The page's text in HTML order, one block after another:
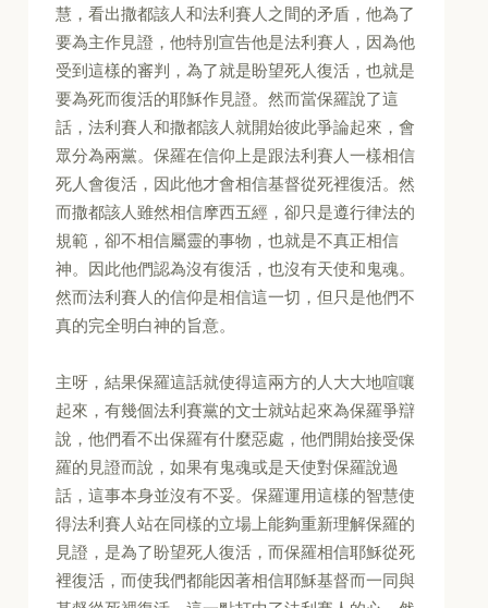
慧，看出撒都該人和法利賽人之間的矛盾，他為了
要為主作見證，他特別宣告他是法利賽人，因為他
受到這樣的審判，為了就是盼望死人復活，也就是
要為死而復活的耶穌作見證。然而當保羅說了這
話，法利賽人和撒都該人就開始彼此爭論起來，會
眾分為兩黨。保羅在信仰上是跟法利賽人一樣相信
死人會復活，因此他才會相信基督從死裡復活。然
而撒都該人雖然相信摩西五經，卻只是遵行律法的
規範，卻不相信屬靈的事物，也就是不真正相信
神。因此他們認為沒有復活，也沒有天使和鬼魂。
然而法利賽人的信仰是相信這一切，但只是他們不
真的完全明白神的旨意。
主呀，結果保羅這話就使得這兩方的人大大地喧嚷
起來，有幾個法利賽黨的文士就站起來為保羅爭辯
說，他們看不出保羅有什麼惡處，他們開始接受保
羅的見證而說，如果有鬼魂或是天使對保羅說過
話，這事本身並沒有不妥。保羅運用這樣的智慧使
得法利賽人站在同樣的立場上能夠重新理解保羅的
見證，是為了盼望死人復活，而保羅相信耶穌從死
裡復活，而使我們都能因著相信耶穌基督而一同與